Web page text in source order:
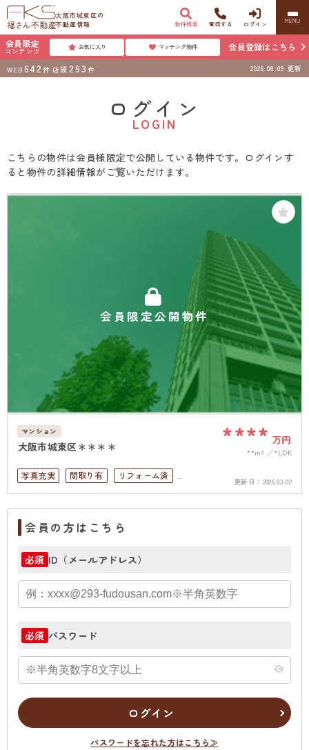
大阪市城東区の
不動産情報
物件検索 電話する ログイン MENU
会員限定
コンテンツ お気に入り マッチング物件 会員登録はこちら
WEB 642 件 店頭 293 件 2026.08.09 更新
ログイン
LOGIN
こちらの物件は会員様限定で公開している物件です。ログインす
ると物件の詳細情報がご覧いただけます。
会員限定公開物件
マンション
大阪市城東区＊＊＊＊ **** 万円
**m² *LDK
写真充実 間取り有
リフォーム済
駅徒歩10分以内
更新日： 2026.03.02
会員の方はこちら
必須 ID（メールアドレス）
必須 パスワード
ログイン
パスワードを忘れた方はこちら≫